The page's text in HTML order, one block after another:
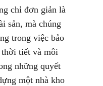
chỉ đơn giản là
sản, mà chúng
trong việc bảo
thời tiết và môi
những quyết
một nhà kho